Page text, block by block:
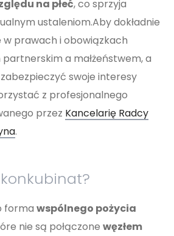
na płeć, co sprzyja
ustaleniom.Aby dokładnie
w prawach i obowiązkach
a małżeństwem, a
swoje interesy
z profesjonalnego
przez Kancelarię Radcy
.
forma wspólnego pożycia
nie są połączone węzłem